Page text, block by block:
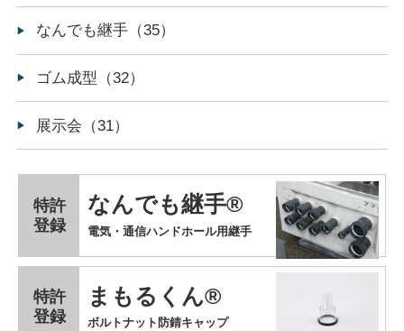
なんでも継手（35）
ゴム成型（32）
展示会（31）
なんでも継手®
特許
登録
電気・通信ハンドホール用継手
まもるくん®
特許
登録
ボルトナット防錆キャップ